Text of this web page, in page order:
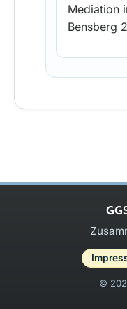
Mediation
Bensberg
©